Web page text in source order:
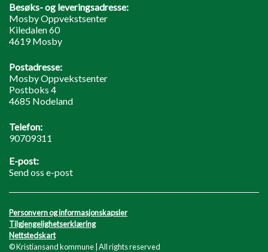
Besøks- og leveringsadresse:
Mosby Oppvekstsenter
Kiledalen 60
4619 Mosby
Postadresse:
Mosby Oppvekstsenter
Postboks 4
4685 Nodeland
Telefon:
90709311
E-post:
Send oss e-post
Personvern og informasjonskapsler
Tilgjengelighetserklæring
Nettstedskart
© Kristiansand kommune | All rights reserved